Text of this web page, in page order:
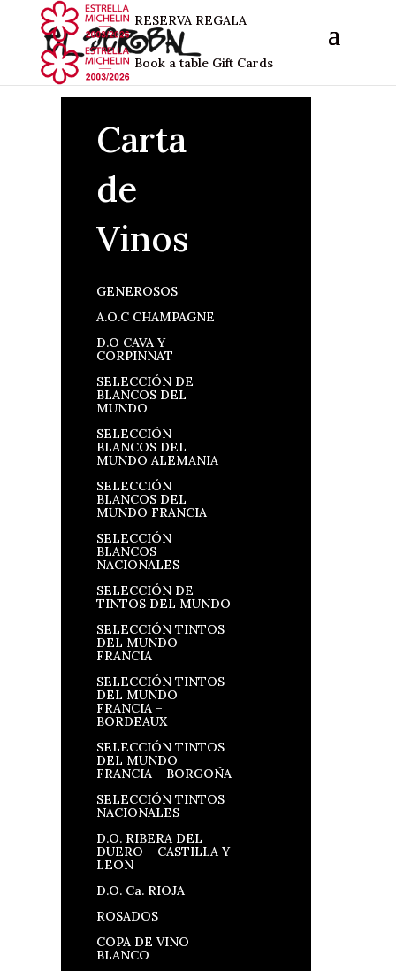
RESERVA REGALA
Book a table Gift Cards
Carta
de
Vinos
GENEROSOS
A.O.C CHAMPAGNE
D.O CAVA Y
CORPINNAT
SELECCIÓN DE
BLANCOS DEL
MUNDO
SELECCIÓN
BLANCOS DEL
MUNDO ALEMANIA
SELECCIÓN
BLANCOS DEL
MUNDO FRANCIA
SELECCIÓN
BLANCOS
NACIONALES
SELECCIÓN DE
TINTOS DEL MUNDO
SELECCIÓN TINTOS
DEL MUNDO
FRANCIA
SELECCIÓN TINTOS
DEL MUNDO
FRANCIA –
BORDEAUX
SELECCIÓN TINTOS
DEL MUNDO
FRANCIA – BORGOÑA
SELECCIÓN TINTOS
NACIONALES
D.O. RIBERA DEL
DUERO – CASTILLA Y
LEON
D.O. Ca. RIOJA
ROSADOS
COPA DE VINO
BLANCO